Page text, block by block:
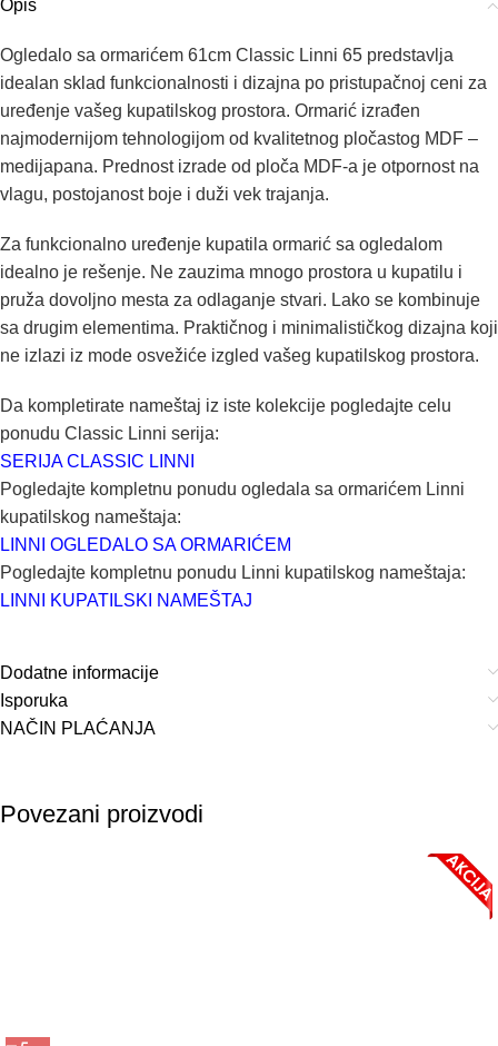
Opis
Ogledalo sa ormarićem 61cm Classic Linni 65 predstavlja
idealan sklad funkcionalnosti i dizajna po pristupačnoj ceni za
uređenje vašeg kupatilskog prostora. Ormarić izrađen
najmodernijom tehnologijom od kvalitetnog pločastog MDF –
medijapana. Prednost izrade od ploča MDF-a je otpornost na
vlagu, postojanost boje i duži vek trajanja.
Za funkcionalno uređenje kupatila ormarić sa ogledalom
idealno je rešenje. Ne zauzima mnogo prostora u kupatilu i
pruža dovoljno mesta za odlaganje stvari. Lako se kombinuje
sa drugim elementima. Praktičnog i minimalističkog dizajna koji
ne izlazi iz mode osvežiće izgled vašeg kupatilskog prostora.
Da kompletirate nameštaj iz iste kolekcije pogledajte celu
ponudu Classic Linni serija:
SERIJA CLASSIC LINNI
Pogledajte kompletnu ponudu ogledala sa ormarićem Linni
kupatilskog nameštaja:
LINNI OGLEDALO SA ORMARIĆEM
Pogledajte kompletnu ponudu Linni kupatilskog nameštaja:
LINNI KUPATILSKI NAMEŠTAJ
Dodatne informacije
Isporuka
NAČIN PLAĆANJA
Povezani proizvodi